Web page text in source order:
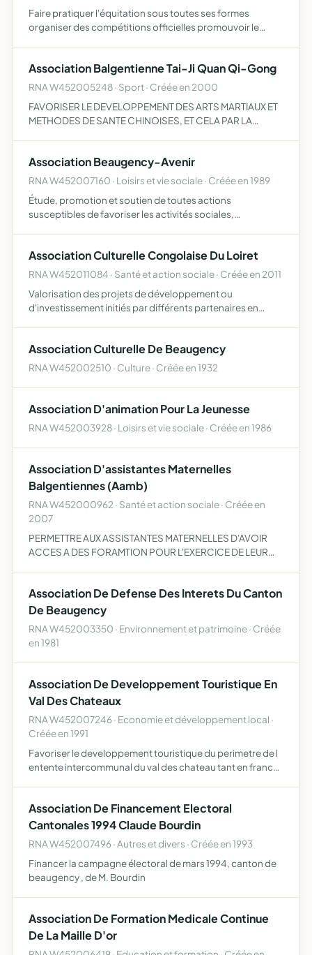
Faire pratiquer l'équitation sous toutes ses formes
organiser des compétitions officielles promouvoir le
Association Balgentienne Tai-Ji Quan Qi-Gong
RNA W452005248 · Sport · Créée en 2000
FAVORISER LE DEVELOPPEMENT DES ARTS MARTIAUX ET
METHODES DE SANTE CHINOISES, ET CELA PAR LA
EXPOSITIONS ET TOUTES METHODES APPROPRIEES
Association Beaugency-Avenir
RNA W452007160 · Loisirs et vie sociale · Créée en 1989
Étude, promotion et soutien de toutes actions
susceptibles de favoriser les activités sociales,
Association Culturelle Congolaise Du Loiret
RNA W452011084 · Santé et action sociale · Créée en 2011
Valorisation des projets de développement ou
d'investissement initiés par différents partenaires en
opérateurs…
Association Culturelle De Beaugency
RNA W452002510 · Culture · Créée en 1932
Association D'animation Pour La Jeunesse
RNA W452003928 · Loisirs et vie sociale · Créée en 1986
Association D'assistantes Maternelles
Balgentiennes (Aamb)
RNA W452000962 · Santé et action sociale · Créée en
2007
PERMETTRE AUX ASSISTANTES MATERNELLES D'AVOIR
ACCES A DES FORAMTION POUR L'EXERCICE DE LEUR
PROFESSIONNELLES DE LA PETITE ENFANCE
Association De Defense Des Interets Du Canton
De Beaugency
RNA W452003350 · Environnement et patrimoine · Créée
en 1981
Association De Developpement Touristique En
Val Des Chateaux
RNA W452007246 · Economie et développement local ·
Créée en 1991
Favoriser le developpement touristique du perimetre de l
entente intercommunal du val des chateau tant en france
Association De Financement Electoral
Cantonales 1994 Claude Bourdin
RNA W452007496 · Autres et divers · Créée en 1993
Financer la campagne électoral de mars 1994, canton de
beaugency , de M. Bourdin
Association De Formation Medicale Continue
De La Maille D'or